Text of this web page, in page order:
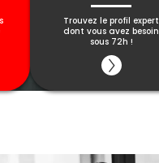
Trouvez le profil expert
dont vous avez besoin
sous 72h !